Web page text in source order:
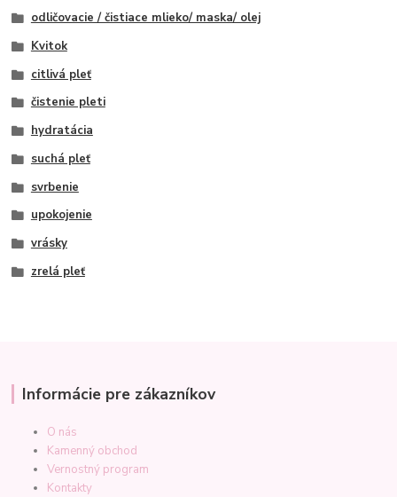
odličovacie / čistiace mlieko/ maska/ olej
Kvitok
citlivá pleť
čistenie pleti
hydratácia
suchá pleť
svrbenie
upokojenie
vrásky
zrelá pleť
Informácie pre zákazníkov
O nás
Kamenný obchod
Vernostný program
Kontakty